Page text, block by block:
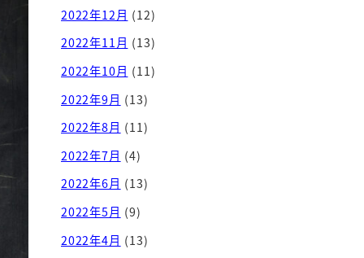
2022年12月 (12)
2022年11月 (13)
2022年10月 (11)
2022年9月 (13)
2022年8月 (11)
2022年7月 (4)
2022年6月 (13)
2022年5月 (9)
2022年4月 (13)